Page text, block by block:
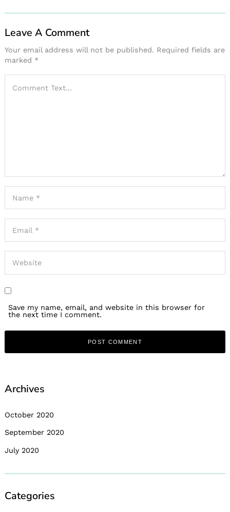
Leave A Comment
Your email address will not be published. Required fields are
marked *
Save my name, email, and website in this browser for
the next time I comment.
Archives
October 2020
September 2020
July 2020
Categories